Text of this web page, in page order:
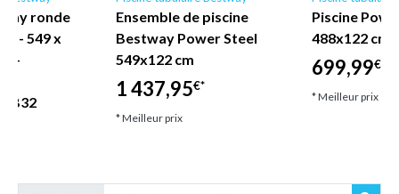
ronde
- 549 x
-
Ensemble de piscine
Bestway Power Steel
549x122 cm
1 437,95€*
* Meilleur prix
Piscine
488x122 cm
699,99€*
* Meilleur prix